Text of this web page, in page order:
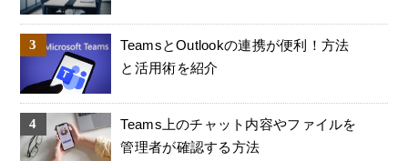
TeamsとOutlookの連携が便利！方法
と活用術を紹介
Teams上のチャット内容やファイルを
管理者が確認する方法